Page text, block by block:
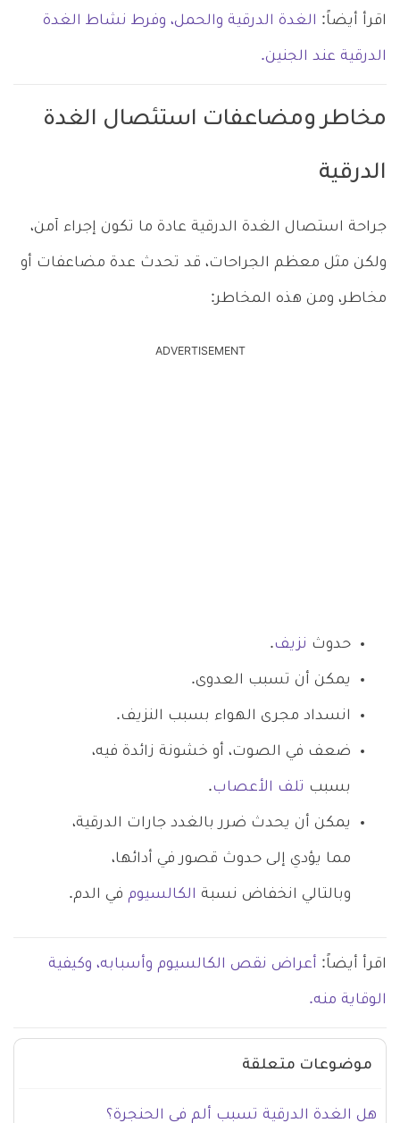
اقرأ أيضاً: الغدة الدرقية والحمل، وفرط نشاط الغدة
الدرقية عند الجنين.
مخاطر ومضاعفات استئصال الغدة
الدرقية
جراحة استصال الغدة الدرقية عادة ما تكون إجراء آمن،
ولكن مثل معظم الجراحات، قد تحدث عدة مضاعفات أو
مخاطر، ومن هذه المخاطر:
ADVERTISEMENT
حدوث نزيف.
يمكن أن تسبب العدوى.
انسداد مجرى الهواء بسبب النزيف.
ضعف في الصوت، أو خشونة زائدة فيه،
بسبب تلف الأعصاب.
يمكن أن يحدث ضرر بالغدد جارات الدرقية،
مما يؤدي إلى حدوث قصور في أدائها،
وبالتالي انخفاض نسبة الكالسيوم في الدم.
اقرأ أيضاً: أعراض نقص الكالسيوم وأسبابه، وكيفية
الوقاية منه.
موضوعات متعلقة
هل الغدة الدرقية تسبب ألم في الحنجرة؟